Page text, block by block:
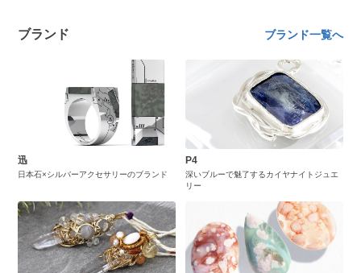
ブランド ブランド一覧へ
迅
日本石×シルバーアクセサリーのブランド
P4
深いブルーで魅了するカイヤナイトジュエ
リー